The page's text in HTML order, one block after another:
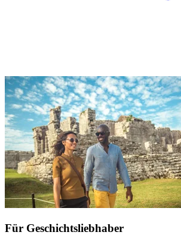
Für Geschichtsliebhaber